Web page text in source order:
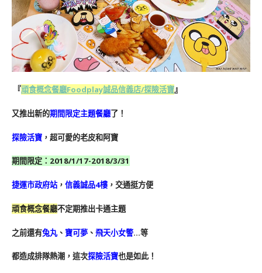
『頑食概念餐廳Foodplay誠品信義店/探險活寶』
又推出新的期間限定主題餐廳了！
探險活寶 ，超可愛的老皮和阿寶
期間限定：2018/1/17-2018/3/31
捷運市政府站， 信義誠品4樓，交通挺方便
頑食概念餐廳不定期推出卡通主題
之前還有兔丸 、 寶可夢 、 飛天小女警…等
都造成排隊熱潮，這次探險活寶也是如此！